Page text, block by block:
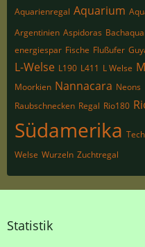
Aquarienregal Aquarium
Argentinien Aspidoras
energiespar Fische Flußufer
L-Welse L190 L411 L Welse
Moorkien Nannacara Neons
Raubschnecken Regal Rio180
Südamerika
Welse Wurzeln Zuchtregal
Statistik